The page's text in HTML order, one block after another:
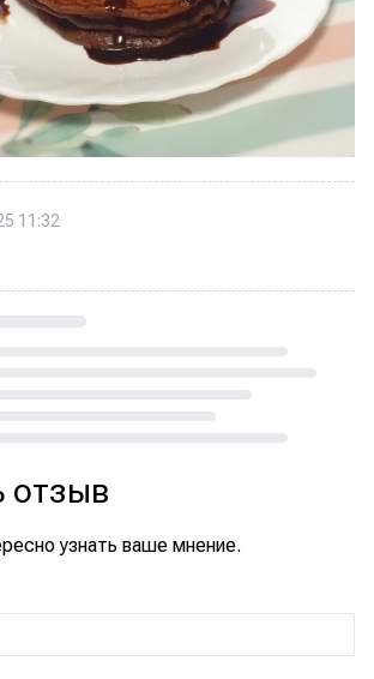
11:32
отзыв
узнать ваше мнение.